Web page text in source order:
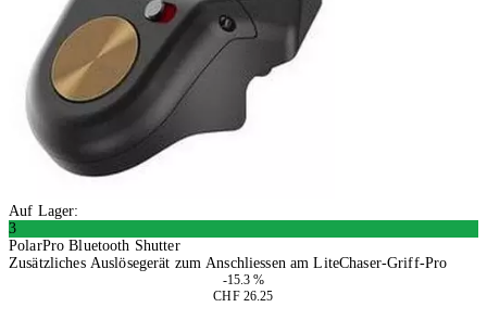
Auf Lager:
3
PolarPro Bluetooth Shutter
Zusätzliches Auslösegerät zum Anschliessen am LiteChaser-Griff-Pro
-15.3 %
CHF 26.25